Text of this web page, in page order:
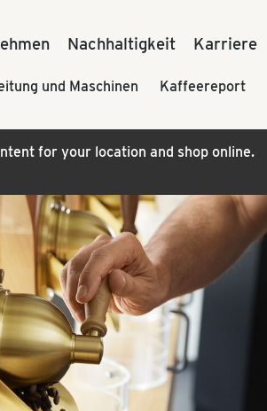
Nachhaltigkeit Karriere
und Maschinen Kaffeereport
for your location and shop online.